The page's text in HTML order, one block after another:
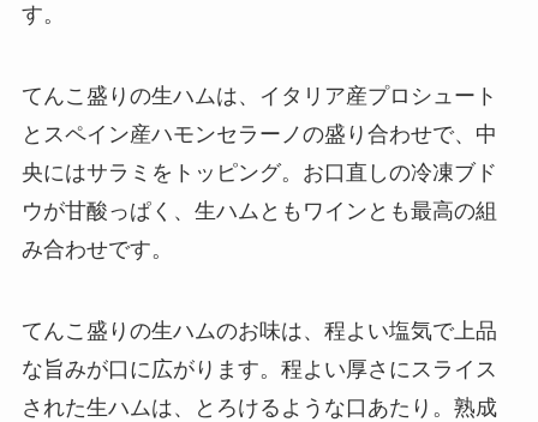
す。
てんこ盛りの生ハムは、イタリア産プロシュート
とスペイン産ハモンセラーノの盛り合わせで、中
央にはサラミをトッピング。お口直しの冷凍ブド
ウが甘酸っぱく、生ハムともワインとも最高の組
み合わせです。
てんこ盛りの生ハムのお味は、程よい塩気で上品
な旨みが口に広がります。程よい厚さにスライス
された生ハムは、とろけるような口あたり。熟成